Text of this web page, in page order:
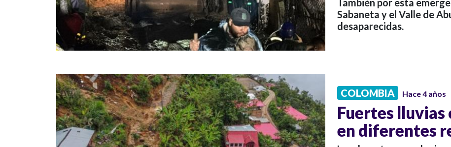
También por esta
Sabaneta y el Valle de
desaparecidas.
COLOMBIA Hace 4 años
Fuertes lluvias
en diferentes